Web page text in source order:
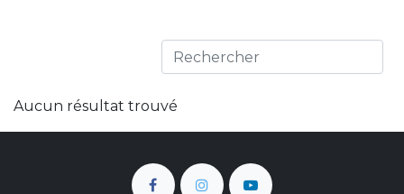
Aucun résultat trouvé